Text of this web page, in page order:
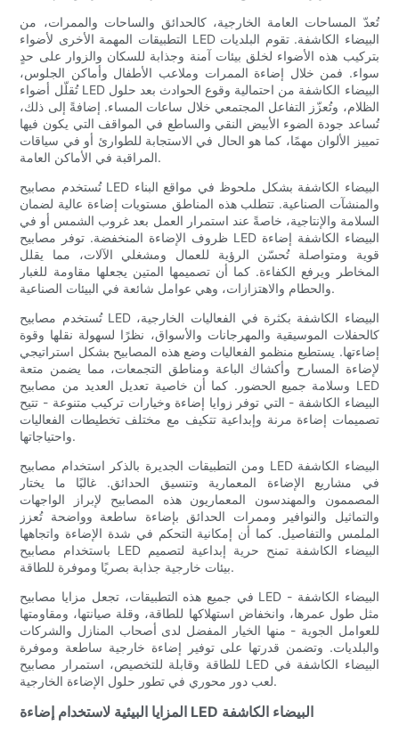
تُعدّ المساحات العامة الخارجية، كالحدائق والساحات والممرات، من
التطبيقات المهمة الأخرى لأضواء LED البيضاء الكاشفة. تقوم البلديات
بتركيب هذه الأضواء لخلق بيئات آمنة وجذابة للسكان والزوار على حدٍ
سواء. فمن خلال إضاءة الممرات وملاعب الأطفال وأماكن الجلوس،
تُقلّل أضواء LED البيضاء الكاشفة من احتمالية وقوع الحوادث بعد حلول
الظلام، وتُعزّز التفاعل المجتمعي خلال ساعات المساء. إضافةً إلى ذلك،
تُساعد جودة الضوء الأبيض النقي والساطع في المواقف التي يكون فيها
تمييز الألوان مهمًا، كما هو الحال في الاستجابة للطوارئ أو في سياقات
المراقبة في الأماكن العامة.
تُستخدم مصابيح LED البيضاء الكاشفة بشكل ملحوظ في مواقع البناء
والمنشآت الصناعية. تتطلب هذه المناطق مستويات إضاءة عالية لضمان
السلامة والإنتاجية، خاصةً عند استمرار العمل بعد غروب الشمس أو في
ظروف الإضاءة المنخفضة. توفر مصابيح LED البيضاء الكاشفة إضاءة
قوية ومتواصلة تُحسّن الرؤية للعمال ومشغلي الآلات، مما يقلل
المخاطر ويرفع الكفاءة. كما أن تصميمها المتين يجعلها مقاومة للغبار
والحطام والاهتزازات، وهي عوامل شائعة في البيئات الصناعية.
تُستخدم مصابيح LED البيضاء الكاشفة بكثرة في الفعاليات الخارجية،
كالحفلات الموسيقية والمهرجانات والأسواق، نظرًا لسهولة نقلها وقوة
إضاءتها. يستطيع منظمو الفعاليات وضع هذه المصابيح بشكل استراتيجي
لإضاءة المسارح وأكشاك الباعة ومناطق التجمعات، مما يضمن متعة
وسلامة جميع الحضور. كما أن خاصية تعديل العديد من مصابيح LED
البيضاء الكاشفة - التي توفر زوايا إضاءة وخيارات تركيب متنوعة - تتيح
تصميمات إضاءة مرنة وإبداعية تتكيف مع مختلف تخطيطات الفعاليات
واحتياجاتها.
ومن التطبيقات الجديرة بالذكر استخدام مصابيح LED البيضاء الكاشفة
في مشاريع الإضاءة المعمارية وتنسيق الحدائق. غالبًا ما يختار
المصممون والمهندسون المعماريون هذه المصابيح لإبراز الواجهات
والتماثيل والنوافير وممرات الحدائق بإضاءة ساطعة وواضحة تُعزز
الملمس والتفاصيل. كما أن إمكانية التحكم في شدة الإضاءة واتجاهها
باستخدام مصابيح LED البيضاء الكاشفة تمنح حرية إبداعية لتصميم
بيئات خارجية جذابة بصريًا وموفرة للطاقة.
في جميع هذه التطبيقات، تجعل مزايا مصابيح LED البيضاء الكاشفة -
مثل طول عمرها، وانخفاض استهلاكها للطاقة، وقلة صيانتها، ومقاومتها
للعوامل الجوية - منها الخيار المفضل لدى أصحاب المنازل والشركات
والبلديات. وتضمن قدرتها على توفير إضاءة خارجية ساطعة وموفرة
للطاقة وقابلة للتخصيص، استمرار مصابيح LED البيضاء الكاشفة في
لعب دور محوري في تطور حلول الإضاءة الخارجية.
المزايا البيئية لاستخدام إضاءة LED البيضاء الكاشفة